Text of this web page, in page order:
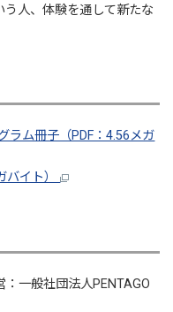
う人、体験を通して新たな
ラム冊子（PDF：4.56メガ
バイト）
一般社団法人PENTAGO